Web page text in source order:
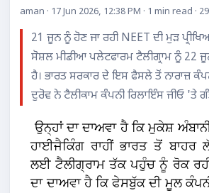
aman · 17 Jun 2026, 12:38 PM · 1 min read ·
21 ਜੂਨ ਨੂੰ ਹੋਣ ਜਾ ਰਹੀ NEET ਦੀ ਮੁੜ
ਸੋਸ਼ਲ ਮੀਡੀਆ ਪਲੇਟਫਾਰਮ ਟੈਲੀਗ੍ਰਾਮ ਨੂੰ 22
ਹੈ। ਭਾਰਤ ਸਰਕਾਰ ਦੇ ਇਸ ਫੈਸਲੇ ਤੋਂ ਨਾਰਾਜ਼
ਦੁਰੋਵ ਨੇ ਟੈਲੀਕਾਮ ਕੰਪਨੀ ਰਿਲਾਇੰਸ ਜੀਓ 'ਤੇ
ਉਨ੍ਹਾਂ ਦਾ ਦਾਅਵਾ ਹੈ ਕਿ ਮੁਕੇਸ਼
ਹਾਈਜੈਕਿੰਗ ਰਾਹੀਂ ਭਾਰਤ ਤੋਂ ਬਾਹਰ
ਲਈ ਟੈਲੀਗ੍ਰਾਮ ਤੱਕ ਪਹੁੰਚ ਨੂੰ ਰੋਕ
ਦਾ ਦਾਅਵਾ ਹੈ ਕਿ ਫੇਸਬੁੱਕ ਦੀ ਮੂਲ